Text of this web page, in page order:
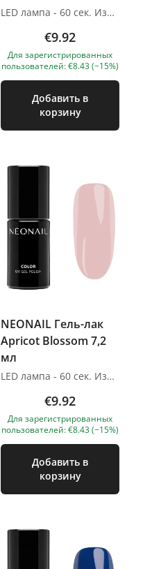
LED лампа - 60 сек. Изображения продуктов носят иллюстративный характер. Если у вас есть какие-либо вопросы, мы всегда ждем вашего письма nanatallinn@gmail.com
€9.92
Для зарегистрированных
пользователей: €8.43 (−15%)
Добавить в
корзину
NEONAIL Гель-лак
Apricot Blossom 7,2
мл
LED лампа - 60 сек. Изображения продуктов носят иллюстративный характер. Если у вас есть какие-либо вопросы, мы всегда ждем вашего письма nanatallinn@gmail.com
€9.92
Для зарегистрированных
пользователей: €8.43 (−15%)
Добавить в
корзину